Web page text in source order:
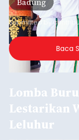
Submitted by
Baca
Lomba
Lestarikan
Leluhur